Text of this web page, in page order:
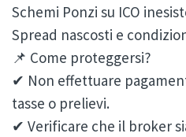
Schemi Ponzi su ICO
Spread nascosti e
📌 Come proteggersi?
✔ Non effettuare
tasse o prelievi.
✔ Verificare che il broker